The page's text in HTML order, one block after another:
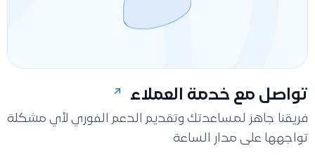
تواصل مع خدمة العملاء
فريقنا جاهز لمساعدتك وتقديم الدعم الفوري لأي مشكلة
تواجهها على مدار الساعة